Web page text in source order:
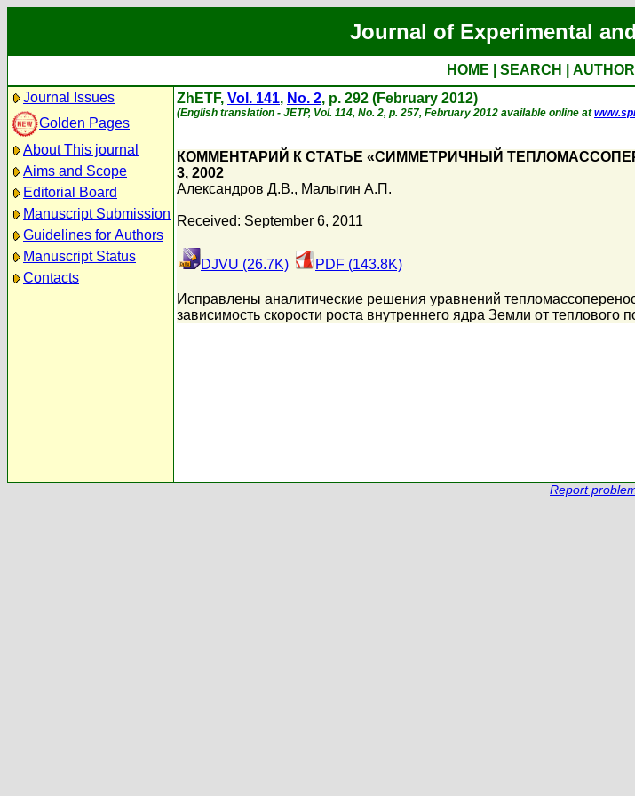
Journal of Experimental
HOME SEARCH
Journal Issues
Golden Pages
About This journal
Aims and Scope
Editorial Board
Manuscript Submission
Guidelines for Authors
Manuscript Status
Contacts
ZhETF, Vol. 141, No. 2, p. 292 (February 2012)
(English translation - JETP, Vol. 114, No. 2, p. 257, February 2012 available online at
КОММЕНТАРИЙ К СТАТЬЕ «СИММЕТРИЧНЫЙ
3, 2002
Александров Д.В., Малыгин А.П.
Received: September 6, 2011
DJVU (26.7K) PDF (143.8K)
Исправлены аналитические решения уравнений
зависимость скорости роста внутреннего ядра Земли от теплового
Report